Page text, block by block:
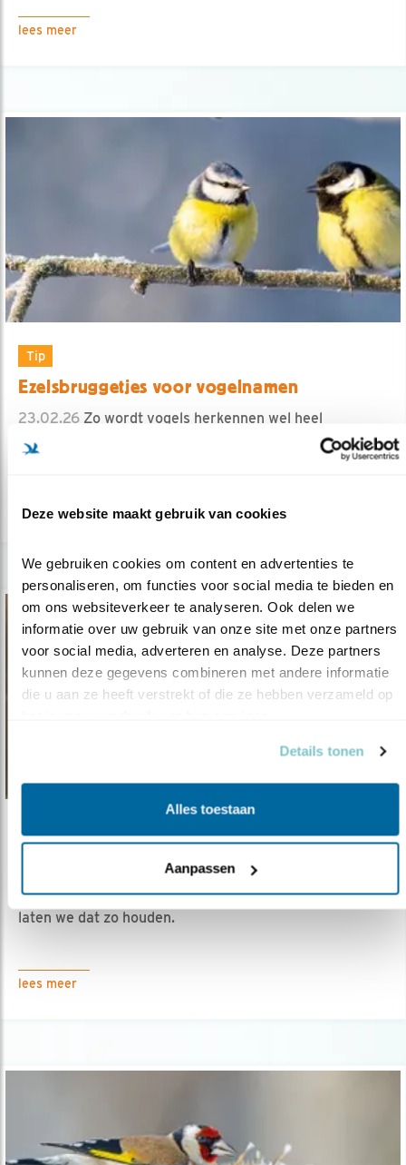
Deze website maakt gebruik van cookies
We gebruiken cookies om content en advertenties te
personaliseren, om functies voor social media te bieden en
om ons websiteverkeer te analyseren. Ook delen we
informatie over uw gebruik van onze site met onze partners
voor social media, adverteren en analyse. Deze partners
kunnen deze gegevens combineren met andere informatie
die u aan ze heeft verstrekt of die ze hebben verzameld op
Details tonen
Alles toestaan
Aanpassen
lees meer
Tip
Ezelsbruggetjes voor vogelnamen
23.02.26 Zo wordt vogels herkennen wel heel
makkelijk!
lees meer
Tip
Hollandse natuur: blauwe reigers
09.02.26Nu aan het broeden! Wat fijn dat ze er zijn,
laten we dat zo houden.
lees meer